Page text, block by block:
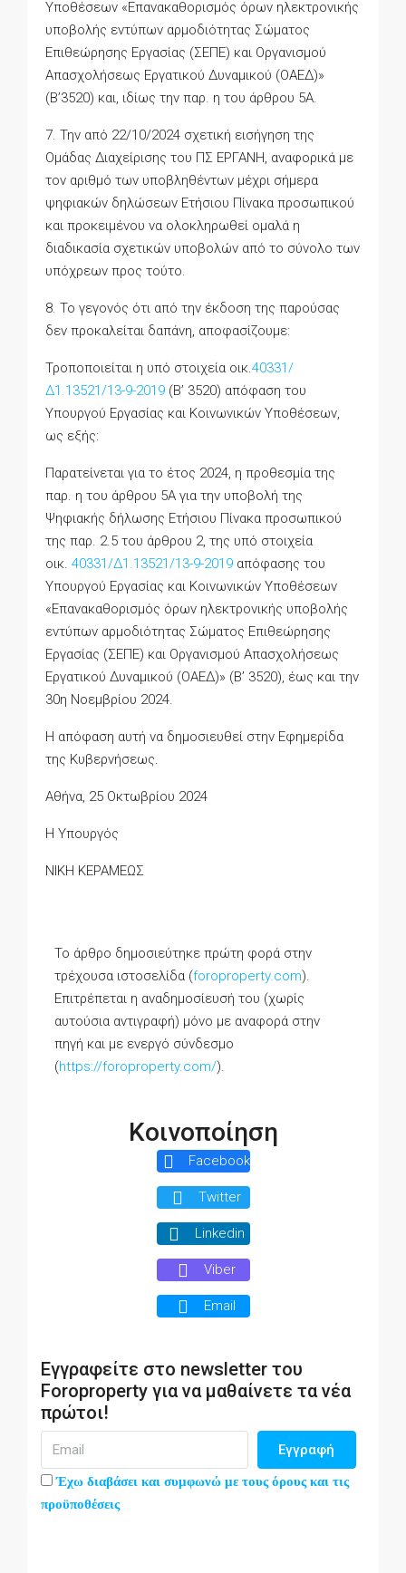
Υποθέσεων «Επανακαθορισμός όρων ηλεκτρονικής
υποβολής εντύπων αρμοδιότητας Σώματος
Επιθεώρησης Εργασίας (ΣΕΠΕ) και Οργανισμού
Απασχολήσεως Εργατικού Δυναμικού (ΟΑΕΔ)»
(Β’3520) και, ιδίως την παρ. η του άρθρου 5Α.
7. Την από 22/10/2024 σχετική εισήγηση της
Ομάδας Διαχείρισης του ΠΣ ΕΡΓΑΝΗ, αναφορικά με
τον αριθμό των υποβληθέντων μέχρι σήμερα
ψηφιακών δηλώσεων Ετήσιου Πίνακα προσωπικού
και προκειμένου να ολοκληρωθεί ομαλά η
διαδικασία σχετικών υποβολών από το σύνολο των
υπόχρεων προς τούτο.
8. Το γεγονός ότι από την έκδοση της παρούσας
δεν προκαλείται δαπάνη, αποφασίζουμε:
Τροποποιείται η υπό στοιχεία οικ.40331/
Δ1.13521/13-9-2019 (Β’ 3520) απόφαση του
Υπουργού Εργασίας και Κοινωνικών Υποθέσεων,
ως εξής:
Παρατείνεται για το έτος 2024, η προθεσμία της
παρ. η του άρθρου 5Α για την υποβολή της
Ψηφιακής δήλωσης Ετήσιου Πίνακα προσωπικού
της παρ. 2.5 του άρθρου 2, της υπό στοιχεία
οικ. 40331/Δ1.13521/13-9-2019 απόφασης του
Υπουργού Εργασίας και Κοινωνικών Υποθέσεων
«Επανακαθορισμός όρων ηλεκτρονικής υποβολής
εντύπων αρμοδιότητας Σώματος Επιθεώρησης
Εργασίας (ΣΕΠΕ) και Οργανισμού Απασχολήσεως
Εργατικού Δυναμικού (ΟΑΕΔ)» (Β’ 3520), έως και την
30η Νοεμβρίου 2024.
Η απόφαση αυτή να δημοσιευθεί στην Εφημερίδα
της Κυβερνήσεως.
Αθήνα, 25 Οκτωβρίου 2024
Η Υπουργός
ΝΙΚΗ ΚΕΡΑΜΕΩΣ
Το άρθρο δημοσιεύτηκε πρώτη φορά στην
τρέχουσα ιστοσελίδα (foroproperty.com).
Επιτρέπεται η αναδημοσίευσή του (χωρίς
αυτούσια αντιγραφή) μόνο με αναφορά στην
πηγή και με ενεργό σύνδεσμο
(https://foroproperty.com/).
Κοινοποίηση
Facebook
Twitter
Linkedin
Viber
Email
Εγγραφείτε στο newsletter του
Foroproperty για να μαθαίνετε τα νέα
πρώτοι!
Εγγραφή
Έχω διαβάσει και συμφωνώ με τους όρους και τις
προϋποθέσεις